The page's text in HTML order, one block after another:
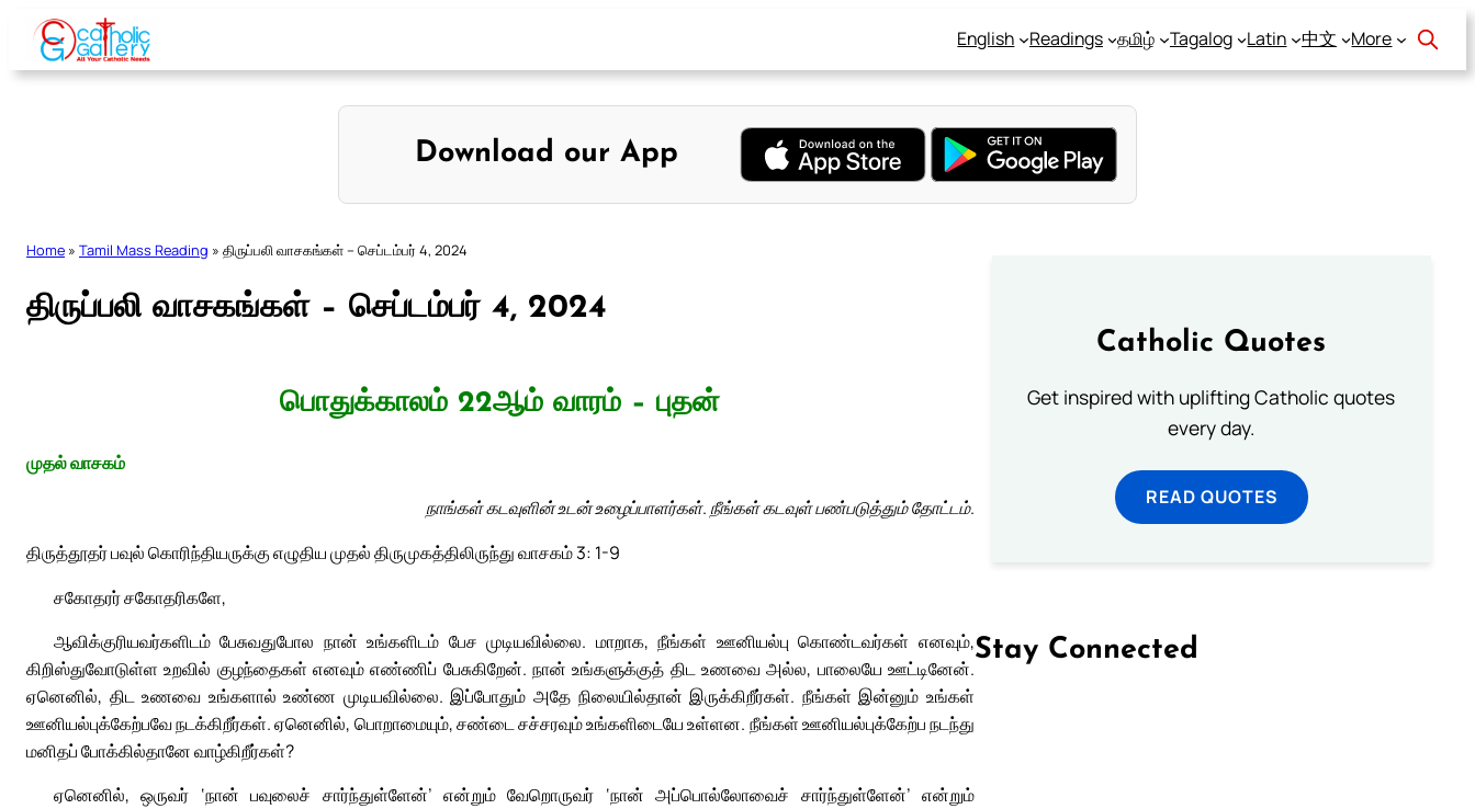
Skip
content
English Readings தமிழ் Tagalog Latin 中文 More
Download our App
Home » Tamil Mass Reading » திருப்பலி வாசகங்கள் – செப்டம்பர் 4, 2024
திருப்பலி வாசகங்கள் – செப்டம்பர் 4, 2024
பொதுக்காலம் 22ஆம் வாரம் – புதன்
முதல் வாசகம்
நாங்கள் கடவுளின் உடன் உழைப்பாளர்கள். நீங்கள் கடவுள் பண்படுத்தும் தோட்டம்.
திருத்தூதர் பவுல் கொரிந்தியருக்கு எழுதிய முதல் திருமுகத்திலிருந்து வாசகம் 3: 1-9
சகோதரர் சகோதரிகளே,
ஆவிக்குரியவர்களிடம் பேசுவதுபோல நான் உங்களிடம் பேச முடியவில்லை. மாறாக, நீங்கள் ஊனியல்பு கொண்டவர்கள் எனவும்,
கிறிஸ்துவோடுள்ள உறவில் குழந்தைகள் எனவும் எண்ணிப் பேசுகிறேன். நான் உங்களுக்குத் திட உணவை அல்ல, பாலையே ஊட்டினேன்.
ஏனெனில், திட உணவை உங்களால் உண்ண முடியவில்லை. இப்போதும் அதே நிலையில்தான் இருக்கிறீர்கள். நீங்கள் இன்னும் உங்கள்
ஊனியல்புக்கேற்பவே நடக்கிறீர்கள். ஏனெனில், பொறாமையும், சண்டை சச்சரவும் உங்களிடையே உள்ளன. நீங்கள் ஊனியல்புக்கேற்ப நடந்து
மனிதப் போக்கில்தானே வாழ்கிறீர்கள்?
ஏனெனில், ஒருவர் ‘நான் பவுலைச் சார்ந்துள்ளேன்’ என்றும் வேறொருவர் ‘நான் அப்பொல்லோவைச் சார்ந்துள்ளேன்’ என்றும்
Catholic Quotes
Get inspired with uplifting Catholic quotes
every day.
READ QUOTES
Stay Connected